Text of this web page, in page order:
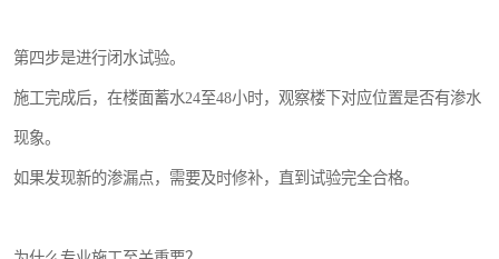
第四步是进行闭水试验。
施工完成后，在楼面蓄水24至48小时，观察楼下对应位置是否有渗水
现象。
如果发现新的渗漏点，需要及时修补，直到试验完全合格。